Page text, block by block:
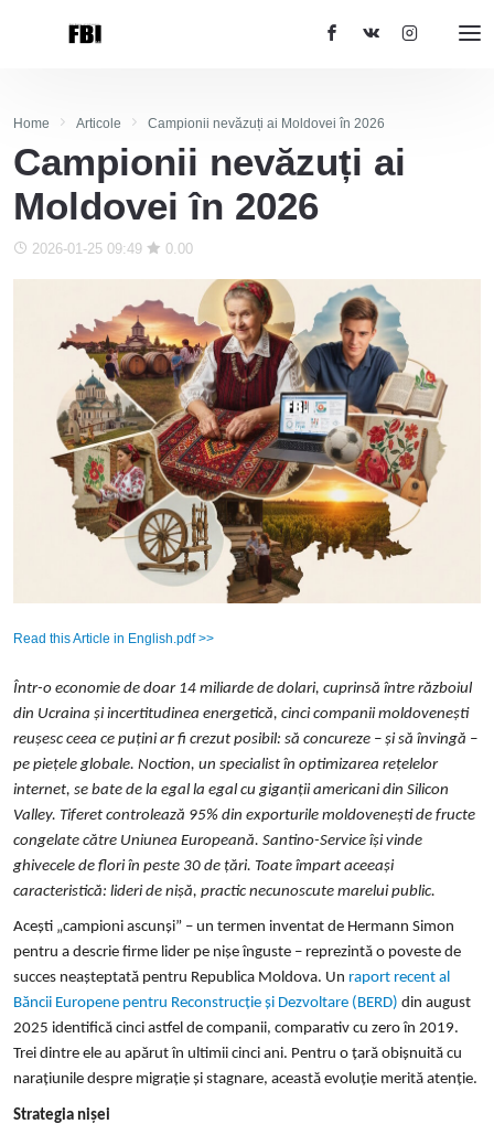
Home Articole Campionii nevăzuți ai Moldovei în 2026
Campionii nevăzuți ai
Moldovei în 2026
2026-01-25 09:49 0.00
Read this Article in English.pdf >>
Într-o economie de doar 14 miliarde de dolari, cuprinsă între războiul
din Ucraina și incertitudinea energetică, cinci companii moldovenești
reușesc ceea ce puțini ar fi crezut posibil: să concureze – și să învingă –
pe piețele globale. Noction, un specialist în optimizarea rețelelor
internet, se bate de la egal la egal cu giganții americani din Silicon
Valley. Tiferet controlează 95% din exporturile moldovenești de fructe
congelate către Uniunea Europeană. Santino-Service își vinde
ghivecele de flori în peste 30 de țări. Toate împart aceeași
caracteristică: lideri de nișă, practic necunoscute marelui public.
Acești „campioni ascunși” – un termen inventat de Hermann Simon
pentru a descrie firme lider pe nișe înguste – reprezintă o poveste de
succes neașteptată pentru Republica Moldova. Un raport recent al
Băncii Europene pentru Reconstrucție și Dezvoltare (BERD) din august
2025 identifică cinci astfel de companii, comparativ cu zero în 2019.
Trei dintre ele au apărut în ultimii cinci ani. Pentru o țară obișnuită cu
narațiunile despre migrație și stagnare, această evoluție merită atenție.
Strategia nișei